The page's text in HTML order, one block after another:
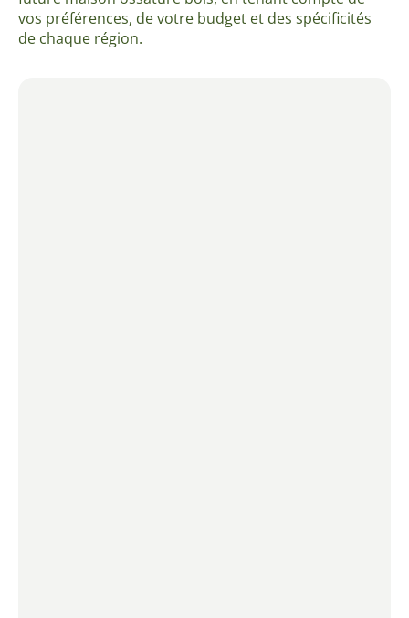
vos préférences, de votre budget et des spécificités
de chaque région.